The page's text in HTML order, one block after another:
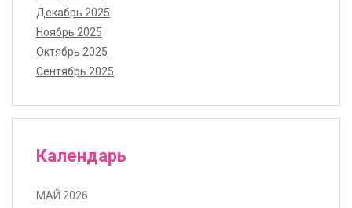
Декабрь 2025
Ноябрь 2025
Октябрь 2025
Сентябрь 2025
Календарь
МАЙ 2026